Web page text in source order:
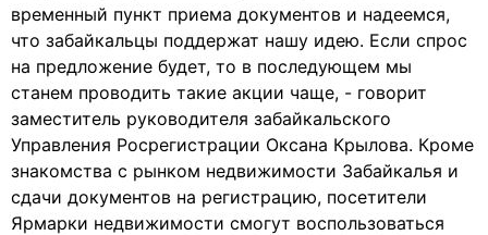
временный пункт приема документов и надеемся,
что забайкальцы поддержат нашу идею. Если спрос
на предложение будет, то в последующем мы
станем проводить такие акции чаще, - говорит
заместитель руководителя забайкальского
Управления Росрегистрации Оксана Крылова. Кроме
знакомства с рынком недвижимости Забайкалья и
сдачи документов на регистрацию, посетители
Ярмарки недвижимости смогут воспользоваться